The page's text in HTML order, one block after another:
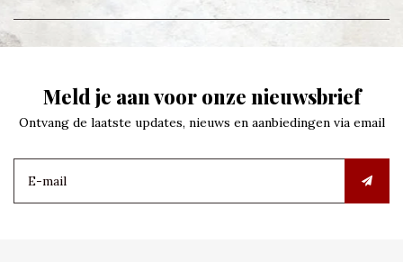
Meld je aan voor onze nieuwsbrief
Ontvang de laatste updates, nieuws en aanbiedingen via email